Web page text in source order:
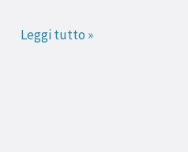
iLeggi tutto »